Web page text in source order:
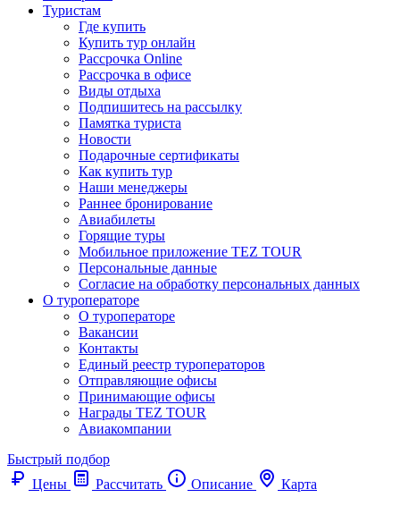
Туристам
Где купить
Купить тур онлайн
Рассрочка Online
Рассрочка в офисе
Виды отдыха
Подпишитесь на рассылку
Памятка туриста
Новости
Подарочные сертификаты
Как купить тур
Наши менеджеры
Раннее бронирование
Авиабилеты
Горящие туры
Мобильное приложение TEZ TOUR
Персональные данные
Согласие на обработку персональных данных
О туроператоре
О туроператоре
Вакансии
Контакты
Единый реестр туроператоров
Отправляющие офисы
Принимающие офисы
Награды TEZ TOUR
Авиакомпании
Быстрый подбор
Цены
Рассчитать Описание
Карта